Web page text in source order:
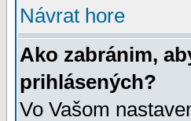
Návrat hore
Ako zabránim,
prihlásených?
Vo Vašom